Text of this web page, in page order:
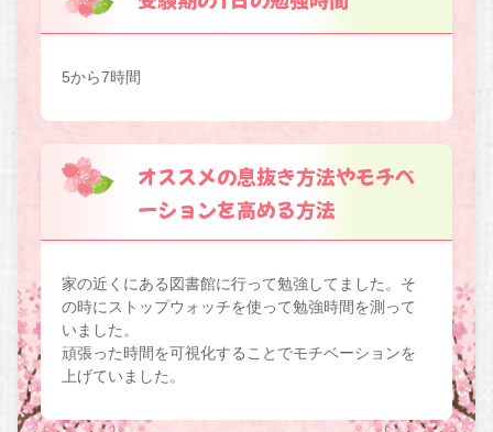
5から7時間
オススメの息抜き方法やモチベ
ーションを高める方法
家の近くにある図書館に行って勉強してました。そ
の時にストップウォッチを使って勉強時間を測って
いました。
頑張った時間を可視化することでモチベーションを
上げていました。